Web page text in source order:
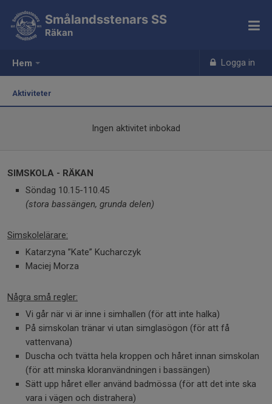
Hem Logga in
Smålandsstenars SS
Räkan
Aktiviteter
Ingen aktivitet inbokad
SIMSKOLA - RÄKAN
Söndag 10.15-110.45
(stora bassängen, grunda delen)
Simskolelärare:
Katarzyna ”Kate” Kucharczyk
Maciej Morza
Några små regler:
Vi går när vi är inne i simhallen (för att inte halka)
På simskolan tränar vi utan simglasögon (för att få
vattenvana)
Duscha och tvätta hela kroppen och håret innan simskolan
(för att minska kloranvändningen i bassängen)
Sätt upp håret eller använd badmössa (för att det inte ska
vara i vägen och distrahera)